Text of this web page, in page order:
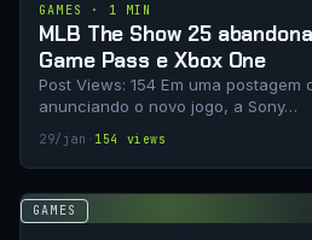
GAMES · 1 MIN
MLB The Show 25
Game Pass e Xbox One
Post Views: 154 Em uma postagem
anunciando o novo jogo, a Sony…
29/jan · 154 views
GAMES